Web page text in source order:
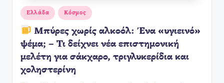
Αναρτήθηκε
σε
Ελλάδα Κόσμος
Μπύρες χωρίς αλκοόλ: Ένα «υγιεινό»
ψέμα; – Τι δείχνει νέα επιστημονική
μελέτη για σάκχαρο, τριγλυκερίδια και
χοληστερίνη